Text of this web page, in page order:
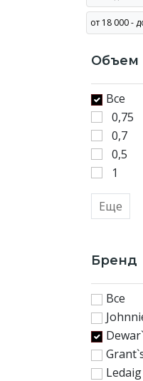
Доставка
виски
Алматы
течение
3-
часов.
от 18 000 -
Объем
Все
0,75
0,7
0,5
1
Еще
Бренд
Все
Ledaig